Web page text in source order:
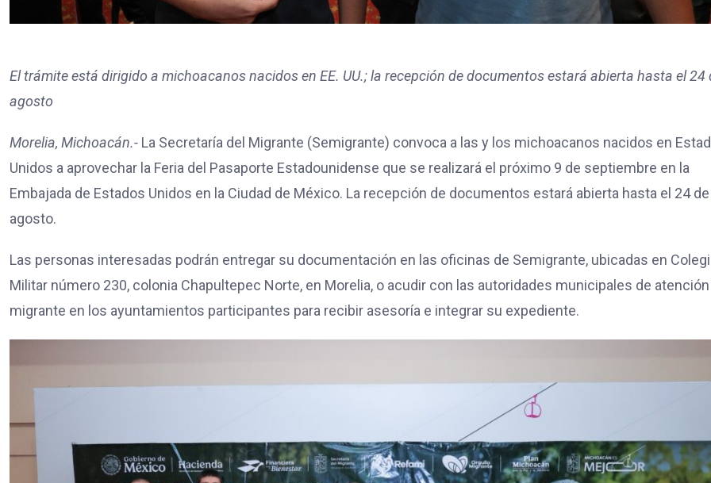
El trámite está dirigido a michoacanos nacidos en EE. UU.; la recepción de documentos estará abierta hasta el 24
agosto
Morelia, Michoacán.- La Secretaría del Migrante (Semigrante) convoca a las y los michoacanos nacidos en
Unidos a aprovechar la Feria del Pasaporte Estadounidense que se realizará el próximo 9 de septiembre en la
Embajada de Estados Unidos en la Ciudad de México. La recepción de documentos estará abierta hasta el 24 de
agosto.
Las personas interesadas podrán entregar su documentación en las oficinas de Semigrante, ubicadas en
Militar número 230, colonia Chapultepec Norte, en Morelia, o acudir con las autoridades municipales de atención
migrante en los ayuntamientos participantes para recibir asesoría e integrar su expediente.